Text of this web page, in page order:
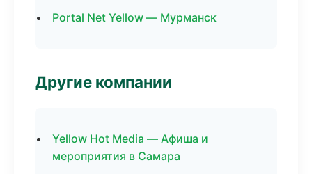
Portal Net Yellow — Мурманск
Другие компании
Yellow Hot Media — Афиша и
мероприятия в Самара